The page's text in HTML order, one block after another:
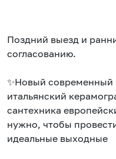
Поздний выезд и
согласованию.
✨Новый современный
итальянский
сантехника
нужно, чтобы
идеальные выходные